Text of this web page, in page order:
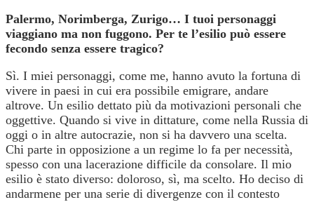
Palermo, Norimberga, Zurigo… I tuoi personaggi
viaggiano ma non fuggono. Per te l’esilio può essere
fecondo senza essere tragico?
Sì. I miei personaggi, come me, hanno avuto la fortuna di
vivere in paesi in cui era possibile emigrare, andare
altrove. Un esilio dettato più da motivazioni personali che
oggettive. Quando si vive in dittature, come nella Russia di
oggi o in altre autocrazie, non si ha davvero una scelta.
Chi parte in opposizione a un regime lo fa per necessità,
spesso con una lacerazione difficile da consolare. Il mio
esilio è stato diverso: doloroso, sì, ma scelto. Ho deciso di
andarmene per una serie di divergenze con il contesto